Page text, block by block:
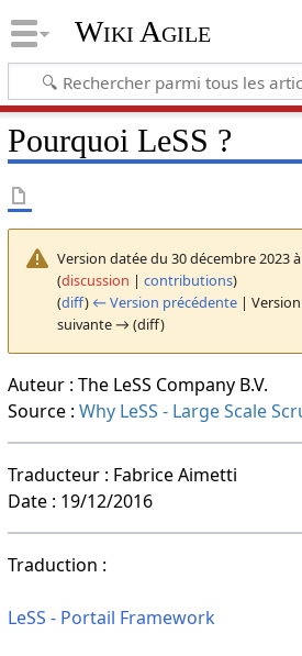
Wiki Agile
Pourquoi LeSS ?
Version datée du 30 décembre 2023
(discussion | contributions)
(diff) ← Version précédente| Version
suivante → (diff)
Auteur : The LeSS Company B.V.
Source : Why LeSS - Large Scale
Traducteur : Fabrice Aimetti
Date : 19/12/2016
Traduction :
LeSS - Portail Framework